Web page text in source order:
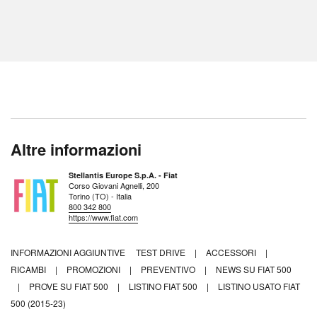
Altre informazioni
Stellantis Europe S.p.A. - Fiat
Corso Giovani Agnelli, 200
Torino (TO) - Italia
800 342 800
https://www.fiat.com
INFORMAZIONI AGGIUNTIVE TEST DRIVE | ACCESSORI
|
RICAMBI
| PROMOZIONI | PREVENTIVO |
NEWS SU FIAT 500
|
PROVE SU FIAT 500 | LISTINO FIAT 500 |
LISTINO USATO FIAT
500 (2015-23)